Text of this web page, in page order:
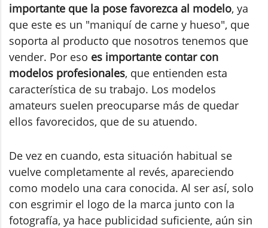
importante que la pose favorezca al modelo, ya
que este es un "maniquí de carne y hueso", que
soporta al producto que nosotros tenemos que
vender. Por eso es importante contar con
modelos profesionales, que entienden esta
característica de su trabajo. Los modelos
amateurs suelen preocuparse más de quedar
ellos favorecidos, que de su atuendo.
De vez en cuando, esta situación habitual se
vuelve completamente al revés, apareciendo
como modelo una cara conocida. Al ser así, solo
con esgrimir el logo de la marca junto con la
fotografía, ya hace publicidad suficiente, aún sin